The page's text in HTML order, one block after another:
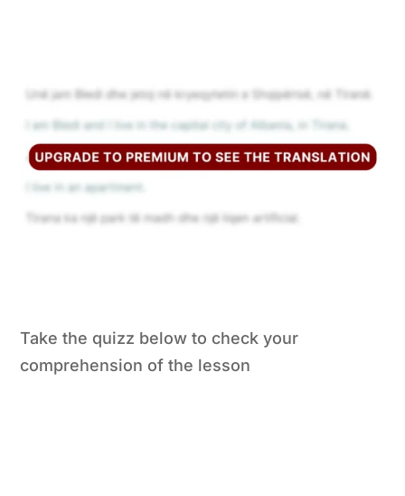
Take the quizz below to check your
comprehension of the lesson